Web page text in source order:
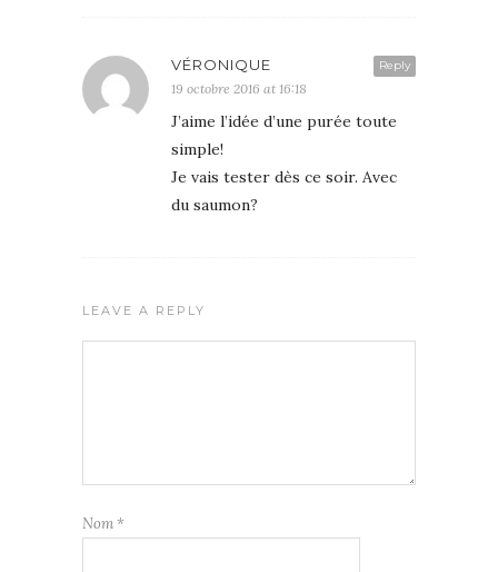
Reply
VÉRONIQUE
19 octobre 2016 at 16:18
J’aime l’idée d’une purée toute
simple!
Je vais tester dès ce soir. Avec
du saumon?
LEAVE A REPLY
Nom *